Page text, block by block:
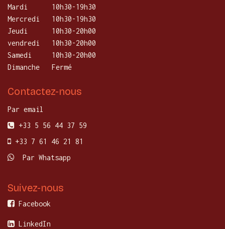
Mardi
10h30-19h30
Mercredi
​10h30-19h30
Jeudi
10h30-20h00
vendredi
10h30-20h00
Samedi
10h30-20h00
Dimanche
Fermé
Contactez-nous
Par email
+33 5 56 44 37 59
+33 7 61 46 21 81
Par Whatsapp
Suivez-nous
Facebook
LinkedIn